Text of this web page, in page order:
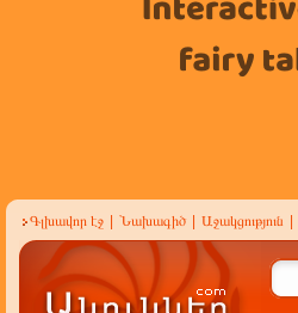
Գլխավոր էջ Նախագիծ Աջակցություն